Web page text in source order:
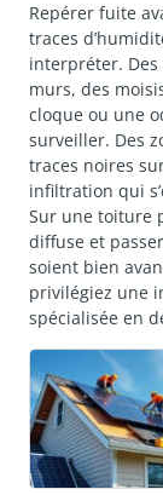
Repérer fuite
traces
interpréter. Des
murs, des
cloque ou une
surveiller. Des
traces noires
infiltration qui
Sur une toiture
diffuse et
soient bien
privilégiez une
spécialisée en